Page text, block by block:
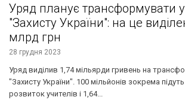
Уряд планує трансформувати
"Захисту України": на це
млрд грн
28 грудня 2023
Уряд виділив 1,74 мільярди гривень на
"Захисту України". 100 мільйонів зокрема
розвиток учителів і 1,64...